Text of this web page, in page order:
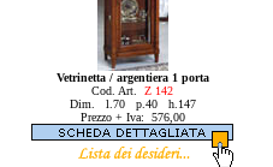
Vetrinetta / argentiera 1 porta
Cod. Art. Z 142
Dim. l.70 p.40 h.147
Prezzo + Iva: 576,00